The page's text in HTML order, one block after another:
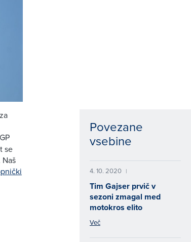
se
Povezane
vsebine
4. 10. 2020 |
Tim Gajser prvič v
sezoni zmagal med
motokros elito
Več